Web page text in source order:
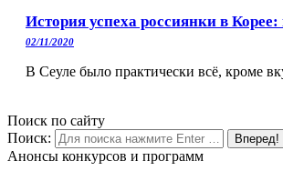
История успеха россиянки в
02/11/2020
В Сеуле было практически всё, кроме
Поиск по сайту
Поиск:
Анонсы конкурсов и программ